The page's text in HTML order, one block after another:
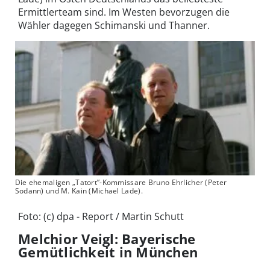
Ermittlerteam sind. Im Westen bevorzugen die
Wähler dagegen Schimanski und Thanner.
Die ehemaligen „Tatort”-Kommissare Bruno Ehrlicher (Peter
Sodann) und M. Kain (Michael Lade).
Foto: (c) dpa - Report / Martin Schutt
Melchior Veigl: Bayerische
Gemütlichkeit in München